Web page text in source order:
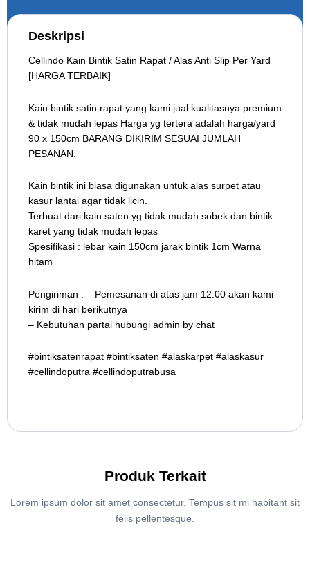
Deskripsi
Cellindo Kain Bintik Satin Rapat / Alas Anti Slip Per Yard
[HARGA TERBAIK]
Kain bintik satin rapat yang kami jual kualitasnya premium
& tidak mudah lepas Harga yg tertera adalah harga/yard
90 x 150cm BARANG DIKIRIM SESUAI JUMLAH
PESANAN.
Kain bintik ini biasa digunakan untuk alas surpet atau
kasur lantai agar tidak licin.
Terbuat dari kain saten yg tidak mudah sobek dan bintik
karet yang tidak mudah lepas
Spesifikasi : lebar kain 150cm jarak bintik 1cm Warna
hitam
Pengiriman : – Pemesanan di atas jam 12.00 akan kami
kirim di hari berikutnya
– Kebutuhan partai hubungi admin by chat
#bintiksatenrapat #bintiksaten #alaskarpet #alaskasur
#cellindoputra #cellindoputrabusa
Produk Terkait
Lorem ipsum dolor sit amet consectetur. Tempus sit mi habitant sit
felis pellentesque.